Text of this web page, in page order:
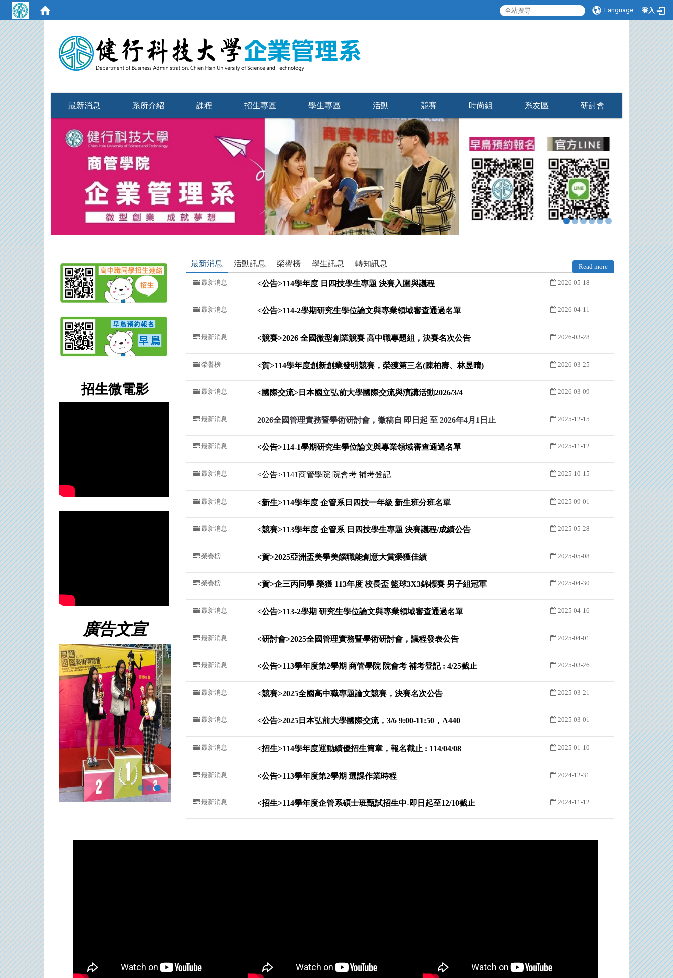
Language 登入
最新消息 系所介紹 課程 招生專區 學生專區 活動 競賽 時尚組 系友區 研討會
招生微電影
廣告文宣
最新消息 活動訊息 榮譽榜 學生訊息 轉知訊息 Read more
最新消息 <公告>114學年度 日四技學生專題 決賽入圍與議程 2026-05-18
最新消息 <公告>114-2學期研究生學位論文與專業領域審查通過名單 2026-04-11
最新消息 <競賽>2026 全國微型創業競賽 高中職專題組，決賽名次公告 2026-03-28
榮譽榜 <賀>114學年度創新創業發明競賽，榮獲第三名(陳柏壽、林昱晴) 2026-03-25
最新消息 <國際交流>日本國立弘前大學國際交流與演講活動2026/3/4 2026-03-09
最新消息 2026全國管理實務暨學術研討會，徵稿自 即日起 至 2026年4月1日止 2025-12-15
最新消息 <公告>114-1學期研究生學位論文與專業領域審查通過名單 2025-11-12
最新消息 <公告>1141商管學院 院會考 補考登記 2025-10-15
最新消息 <新生>114學年度 企管系日四技一年級 新生班分班名單 2025-09-01
最新消息 <競賽>113學年度 企管系 日四技學生專題 決賽議程/成績公告 2025-05-28
榮譽榜 <賀>​2025亞洲盃美學美饌職能創意大賞榮獲佳績 2025-05-08
榮譽榜 <賀>企三丙同學 榮獲 113年度 校長盃 籃球3X3錦標賽 男子組冠軍 2025-04-30
最新消息 <公告>113-2學期 研究生學位論文與專業領域審查通過名單 2025-04-16
最新消息 <研討會>2025全國管理實務暨學術研討會，議程發表公告 2025-04-01
最新消息 <公告>113學年度第2學期 商管學院 院會考 補考登記 : 4/25截止 2025-03-26
最新消息 <競賽>2025全國高中職專題論文競賽，決賽名次公告 2025-03-21
最新消息 <公告>2025日本弘前大學國際交流，3/6 9:00-11:50，A440 2025-03-01
最新消息 <招生>​114學年度運動績優招生簡章，報名截止 : 114/04/08 2025-01-10
最新消息 <公告>113學年度第2學期 選課作業時程 2024-12-31
最新消息 <招生>114學年度企管系碩士班甄試招生中-即日起至12/10截止 2024-11-12
活動訊息
活動訊息
活動訊息
活動訊息
活動訊息